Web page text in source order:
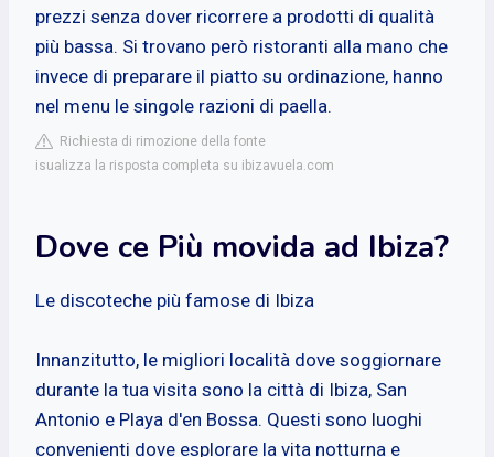
prezzi senza dover ricorrere a prodotti di qualità
più bassa. Si trovano però ristoranti alla mano che
invece di preparare il piatto su ordinazione, hanno
nel menu le singole razioni di paella.
Richiesta di rimozione della fonte
isualizza la risposta completa su ibizavuela.com
Dove ce Più movida ad Ibiza?
Le discoteche più famose di Ibiza
Innanzitutto, le migliori località dove soggiornare
durante la tua visita sono la città di Ibiza, San
Antonio e Playa d'en Bossa. Questi sono luoghi
convenienti dove esplorare la vita notturna e